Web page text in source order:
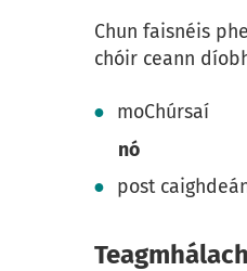
Chun faisnéis
chóir ceann
moChúrsaí
nó
post